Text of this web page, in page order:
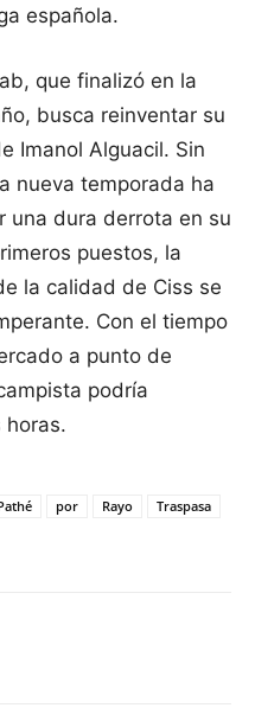
española.
que finalizó en la
busca reinventar su
Imanol Alguacil. Sin
nueva temporada ha
una dura derrota en su
puestos, la
la calidad de Ciss se
Con el tiempo
a punto de
podría
horas.
por Rayo
Traspasa